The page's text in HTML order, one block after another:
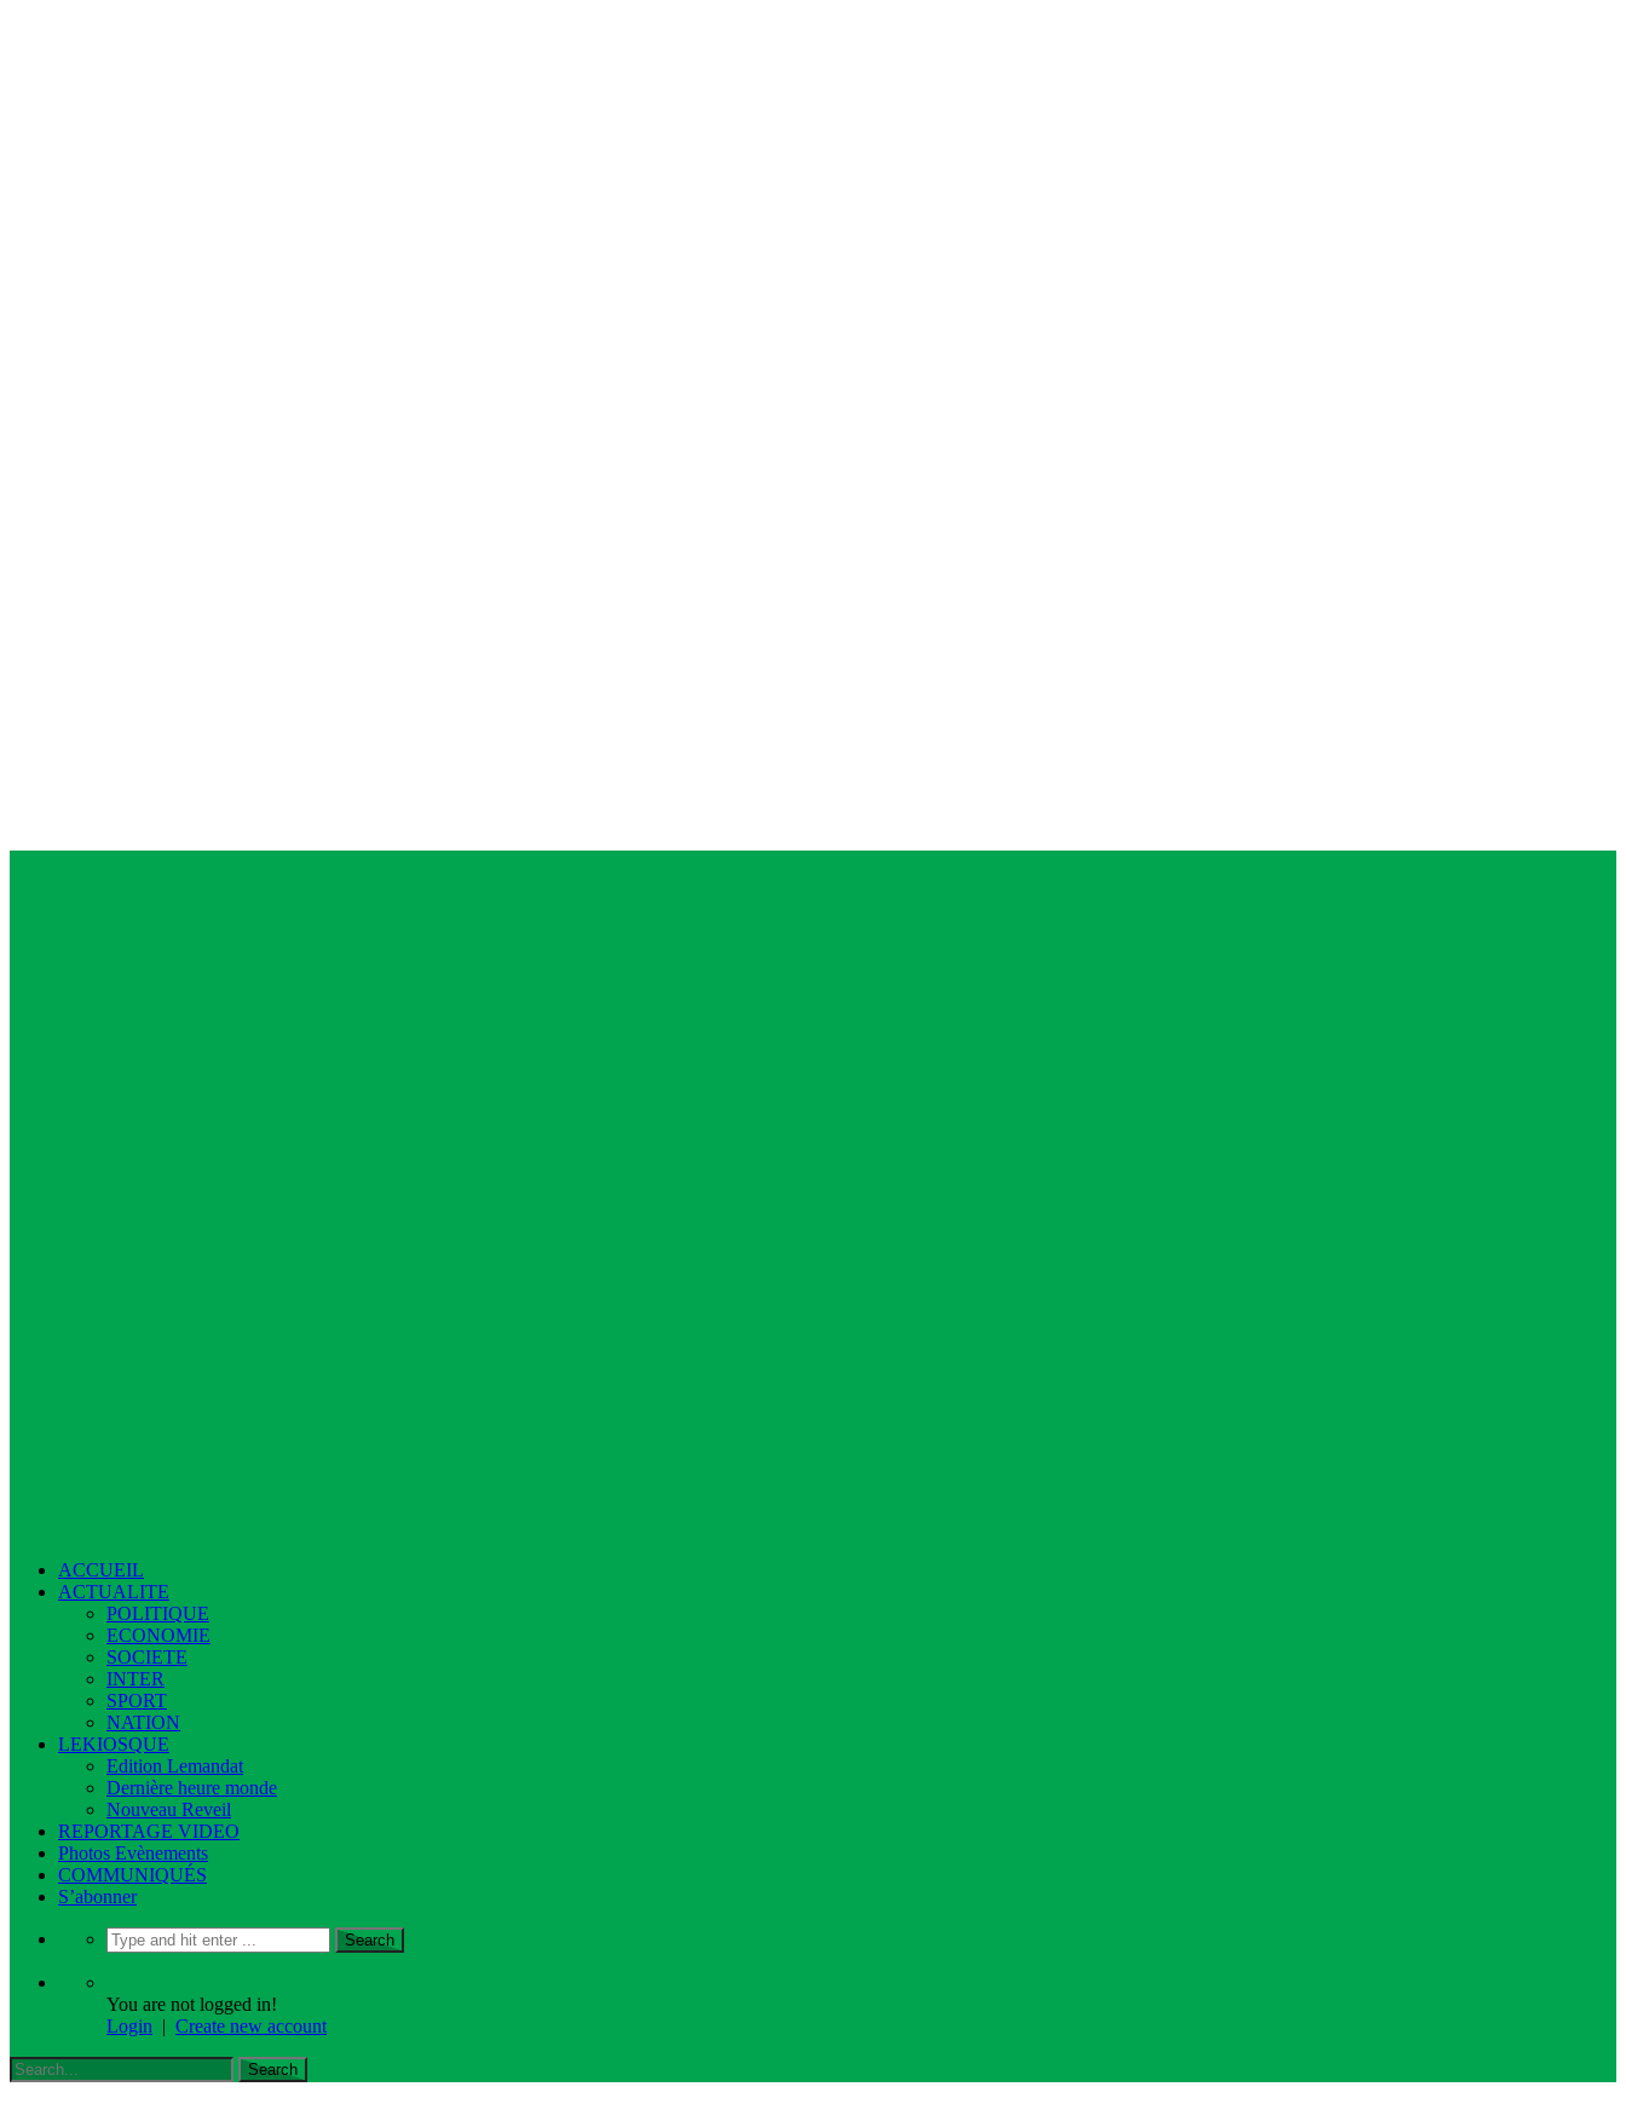
ACCUEIL
ACTUALITE
POLITIQUE
ECONOMIE
SOCIETE
INTER
SPORT
NATION
LEKIOSQUE
Edition Lemandat
Dernière heure monde
Nouveau Reveil
REPORTAGE VIDEO
Photos Evènements
COMMUNIQUÉS
S’abonner
You are not logged in!
Login | Create new account